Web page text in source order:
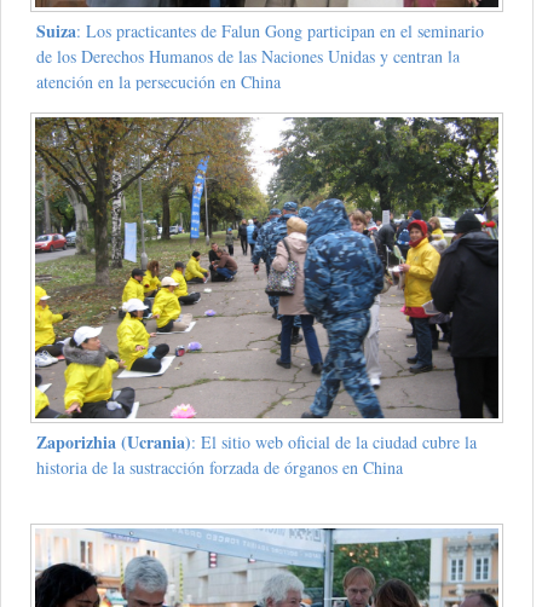
Suiza: Los practicantes de Falun Gong participan en el seminario
de los Derechos Humanos de las Naciones Unidas y centran la
atención en la persecución en China
Zaporizhia (Ucrania): El sitio web oficial de la ciudad cubre la
historia de la sustracción forzada de órganos en China